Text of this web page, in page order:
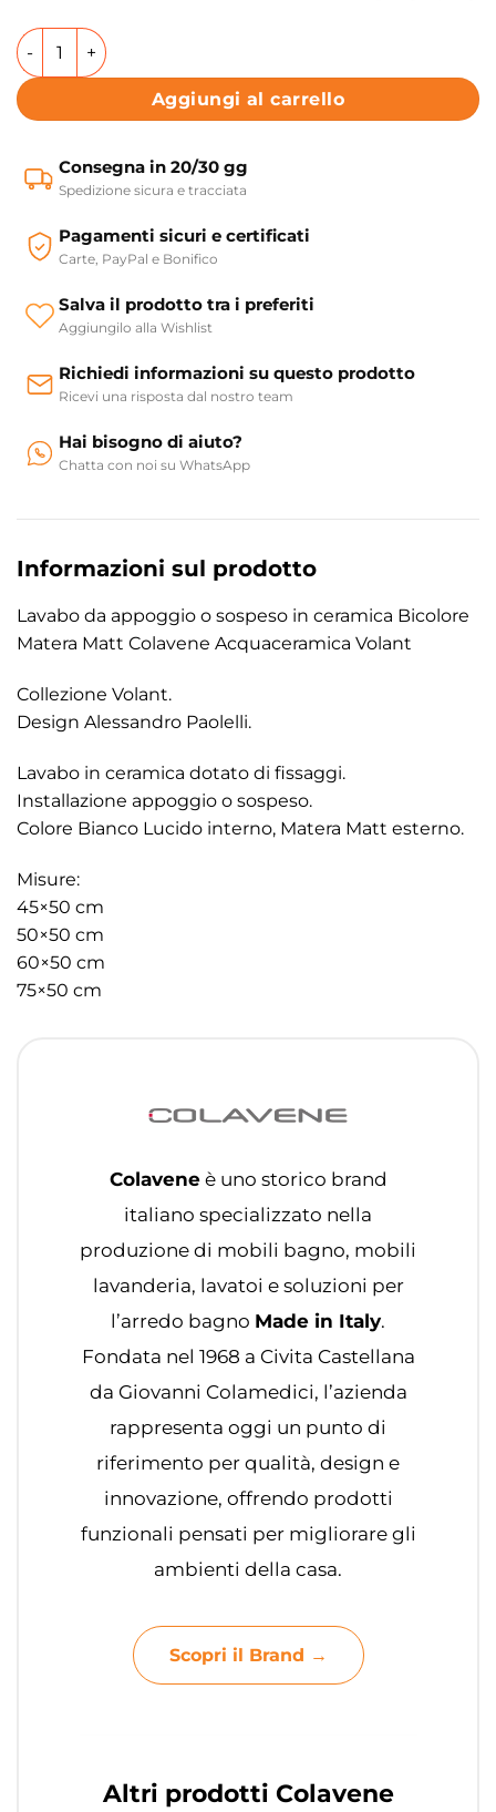
Lavabo da appoggio o sospeso in ceramica Bicolore
Aggiungi al carrello
Consegna in 20/30 gg
Spedizione sicura e tracciata
Pagamenti sicuri e certificati
Carte, PayPal e Bonifico
Salva il prodotto tra i preferiti
Aggiungilo alla Wishlist
Richiedi informazioni su questo prodotto
Ricevi una risposta dal nostro team
Hai bisogno di aiuto?
Chatta con noi su WhatsApp
Informazioni sul prodotto
Lavabo da appoggio o sospeso in ceramica Bicolore
Matera Matt Colavene Acquaceramica Volant
Collezione Volant.
Design Alessandro Paolelli.
Lavabo in ceramica dotato di fissaggi.
Installazione appoggio o sospeso.
Colore Bianco Lucido interno, Matera Matt esterno.
Misure:
45×50 cm
50×50 cm
60×50 cm
75×50 cm
Colaveneè uno storico brand
italiano specializzato nella
produzione di mobili bagno, mobili
lavanderia, lavatoi e soluzioni per
l’arredo bagno Made in Italy.
Fondata nel 1968 a Civita Castellana
da Giovanni Colamedici, l’azienda
rappresenta oggi un punto di
riferimento per qualità, design e
innovazione, offrendo prodotti
funzionali pensati per migliorare gli
ambienti della casa.
Scopri il Brand →
Altri prodotti Colavene